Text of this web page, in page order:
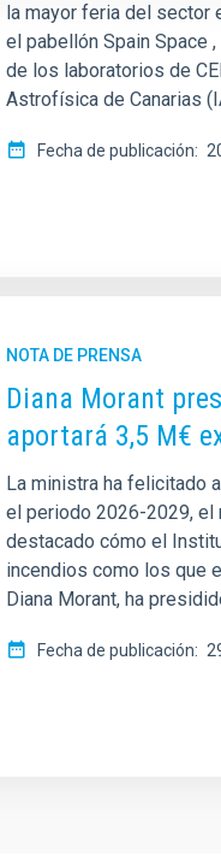
la mayor feria del sector
el pabellón Spain Space
de los laboratorios de
Astrofísica de Canarias
Fecha de publicación
NOTA DE PRENSA
Diana Morant
aportará 3,5 M€
La ministra ha felicitado
el periodo 2026-2029, el
destacado cómo el
incendios como los que
Diana Morant, ha
Fecha de publicación